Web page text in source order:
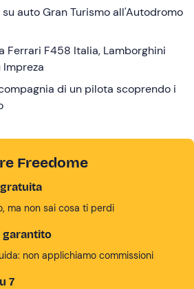
auto Gran Turismo all'Autodromo
Ferrari F458 Italia, Lamborghini
Impreza
di un pilota scoprendo i
Freedome
ma non sai cosa ti perdi
garantito
non applichiamo commissioni
7